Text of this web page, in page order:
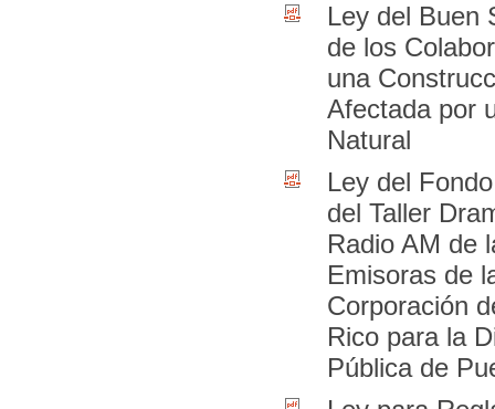
Ley del Buen
de los
una
Afectada por
Natural
Ley del
del Taller
Radio AM de
Emisoras de
Corporación
Rico para la
Pública de